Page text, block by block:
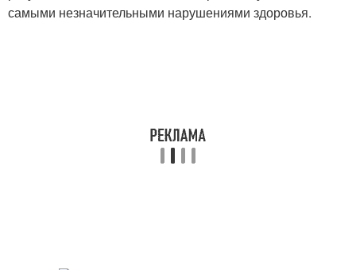
самыми незначительными нарушениями здоровья.